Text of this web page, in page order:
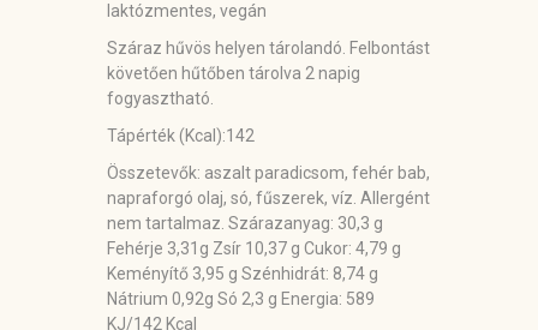
laktózmentes, vegán
Száraz hűvös helyen tárolandó. Felbontást
követően hűtőben tárolva 2 napig
fogyasztható.
Tápérték (Kcal):142
Összetevők: aszalt paradicsom, fehér bab,
napraforgó olaj, só, fűszerek, víz. Allergént
nem tartalmaz. Szárazanyag: 30,3 g
Fehérje 3,31g Zsír 10,37 g Cukor: 4,79 g
Keményítő 3,95 g Szénhidrát: 8,74 g
Nátrium 0,92g Só 2,3 g Energia: 589
KJ/142 Kcal